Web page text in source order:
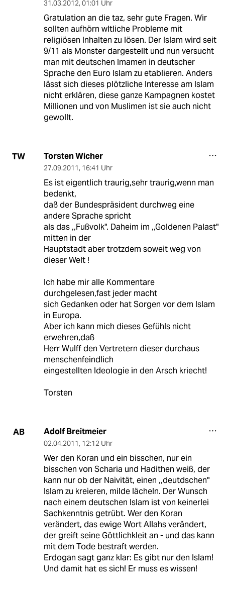
31.03.2012, 01:01 Uhr
Gratulation an die taz, sehr gute Fragen. Wir
sollten aufhörn wltliche Probleme mit
religiösen Inhalten zu lösen. Der Islam wird seit
9/11 als Monster dargestellt und nun versucht
man mit deutschen Imamen in deutscher
Sprache den Euro Islam zu etablieren. Anders
lässt sich dieses plötzliche Interesse am Islam
nicht erklären, diese ganze Kampagnen kostet
Millionen und von Muslimen ist sie auch nicht
gewollt.
TW Torsten Wicher
27.09.2011, 16:41 Uhr
Es ist eigentlich traurig,sehr traurig,wenn man
bedenkt,
daß der Bundespräsident durchweg eine
andere Sprache spricht
als das ,,Fußvolk". Daheim im ,,Goldenen Palast"
mitten in der
Hauptstadt aber trotzdem soweit weg von
dieser Welt !
Ich habe mir alle Kommentare
durchgelesen,fast jeder macht
sich Gedanken oder hat Sorgen vor dem Islam
in Europa.
Aber ich kann mich dieses Gefühls nicht
erwehren,daß
Herr Wulff den Vertretern dieser durchaus
menschenfeindlich
eingestellten Ideologie in den Arsch kriecht!
Torsten
AB Adolf Breitmeier
02.04.2011, 12:12 Uhr
Wer den Koran und ein bisschen, nur ein
bisschen von Scharia und Hadithen weiß, der
kann nur ob der Naivität, einen ,,deutdschen"
Islam zu kreieren, milde lächeln. Der Wunsch
nach einem deutschen Islam ist von keinerlei
Sachkenntnis getrübt. Wer den Koran
verändert, das ewige Wort Allahs verändert,
der greift seine Göttlichkleit an - und das kann
mit dem Tode bestraft werden.
Erdogan sagt ganz klar: Es gibt nur den Islam!
Und damit hat es sich! Er muss es wissen!